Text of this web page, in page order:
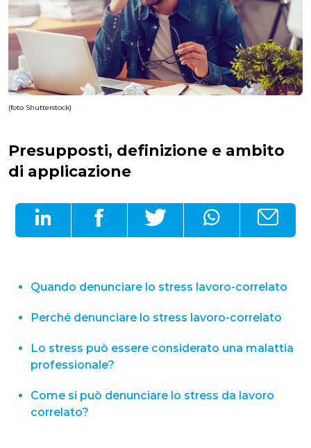
(foto Shutterstock)
Presupposti, definizione e ambito
di applicazione
Quando denunciare lo stress lavoro-correlato
Perché denunciare lo stress lavoro-correlato
Lo stress può essere considerato una malattia
professionale?
Come si può denunciare lo stress da lavoro
correlato?